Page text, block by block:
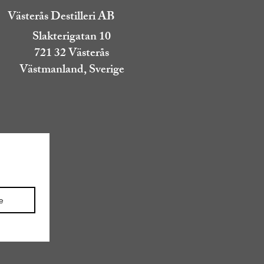
Västerås Destilleri AB
Slakterigatan 10
721 32 Västerås
Västmanland, Sverige